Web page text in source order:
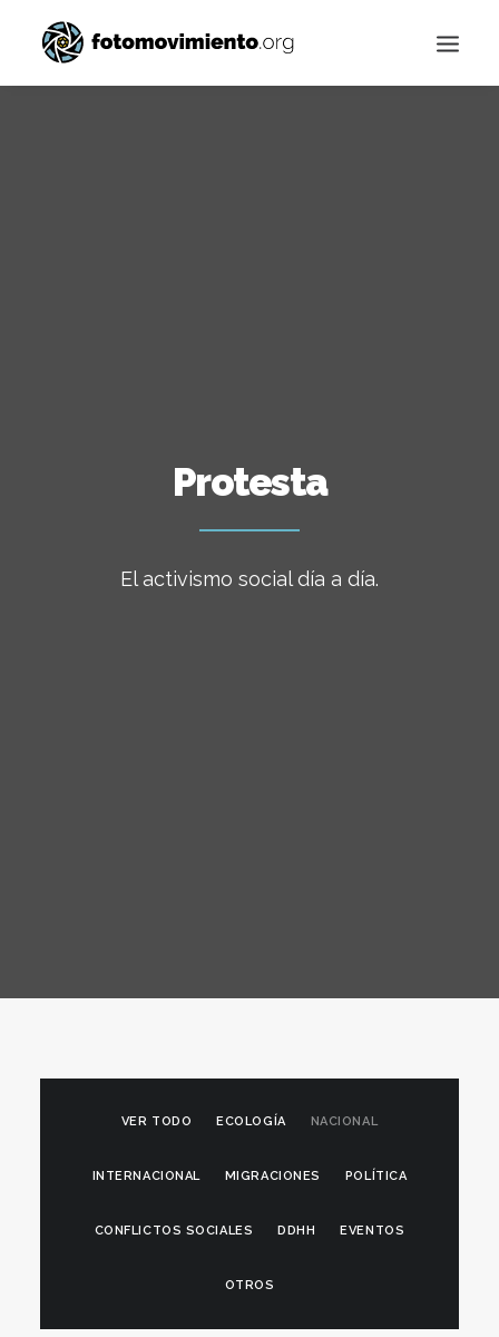
Protesta
El activismo social día a día.
VER TODO ECOLOGÍA NACIONAL
INTERNACIONAL MIGRACIONES POLÍTICA
CONFLICTOS SOCIALES DDHH EVENTOS
OTROS